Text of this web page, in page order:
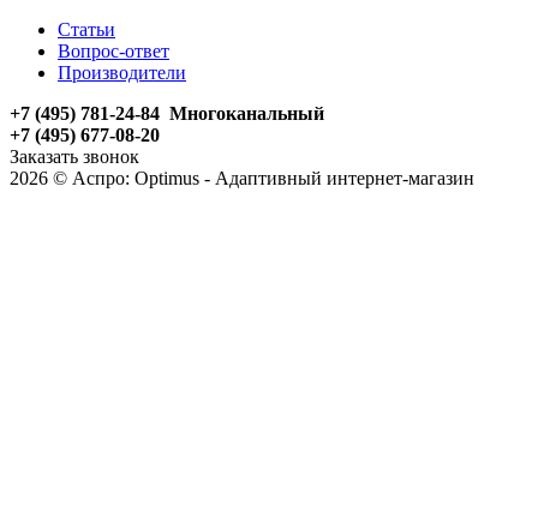
Статьи
Вопрос-ответ
Производители
+7 (495) 781-24-84 Многоканальный
+7 (495) 677-08-20
Заказать звонок
2026 © Аспро: Optimus - Адаптивный интернет-магазин